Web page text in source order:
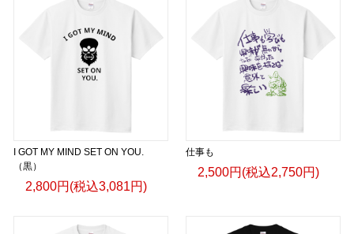
I GOT MY MIND SET ON YOU.
（黒）
2,800円(税込3,081円)
仕事も
2,500円(税込2,750円)